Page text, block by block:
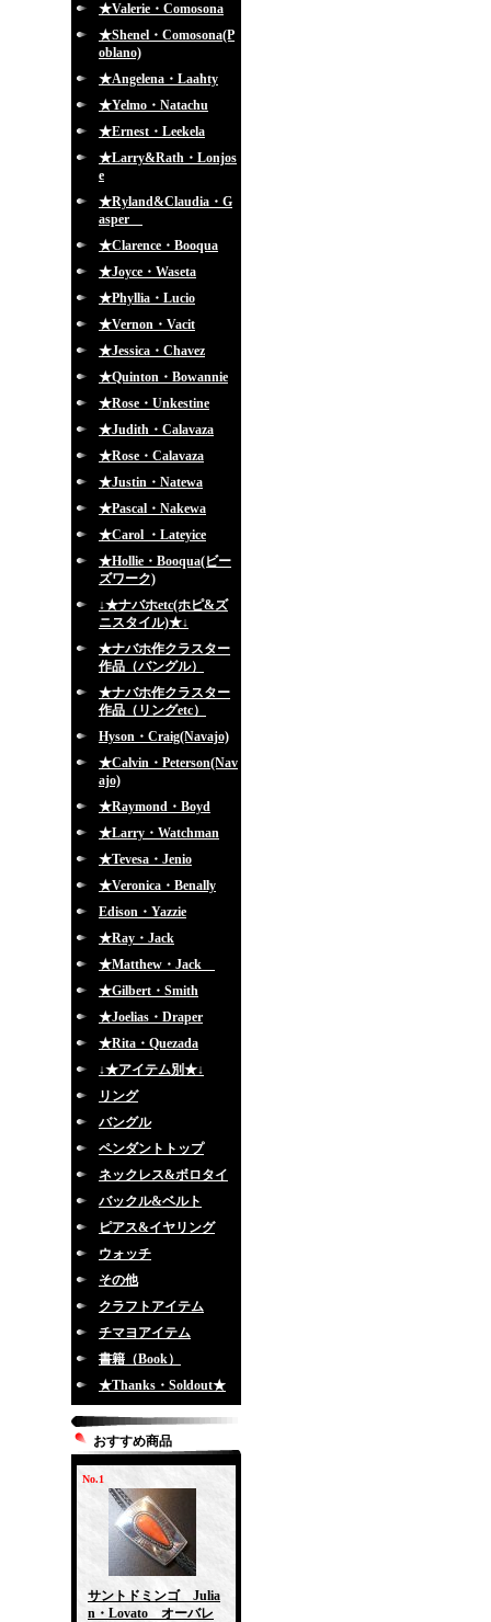
★Valerie・Comosona
★Shenel・Comosona(P
oblano)
★Angelena・Laahty
★Yelmo・Natachu
★Ernest・Leekela
★Larry&Rath・Lonjos
e
★Ryland&Claudia・G
asper
★Clarence・Booqua
★Joyce・Waseta
★Phyllia・Lucio
★Vernon・Vacit
★Jessica・Chavez
★Quinton・Bowannie
★Rose・Unkestine
★Judith・Calavaza
★Rose・Calavaza
★Justin・Natewa
★Pascal・Nakewa
★Carol ・Lateyice
★Hollie・Booqua(ビー
ズワーク)
↓★ナバホetc(ホピ&ズ
ニスタイル)★↓
★ナバホ作クラスター
作品（バングル）
★ナバホ作クラスター
作品（リングetc）
Hyson・Craig(Navajo)
★Calvin・Peterson(Nav
ajo)
★Raymond・Boyd
★Larry・Watchman
★Tevesa・Jenio
★Veronica・Benally
Edison・Yazzie
★Ray・Jack
★Matthew・Jack
★Gilbert・Smith
★Joelias・Draper
★Rita・Quezada
↓★アイテム別★↓
リング
バングル
ペンダントトップ
ネックレス&ボロタイ
バックル&ベルト
ピアス&イヤリング
ウォッチ
その他
クラフトアイテム
チマヨアイテム
書籍（Book）
★Thanks・Soldout★
おすすめ商品
No.1
サントドミンゴ Julia
n・Lovato オーバレ